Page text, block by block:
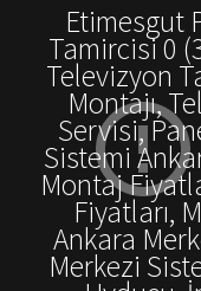
Etimesgut
Tamircisi 0
Televizyon
Montajı,
Servisi,
Sistemi
Montaj
Fiyatları,
Ankara
Merkezi